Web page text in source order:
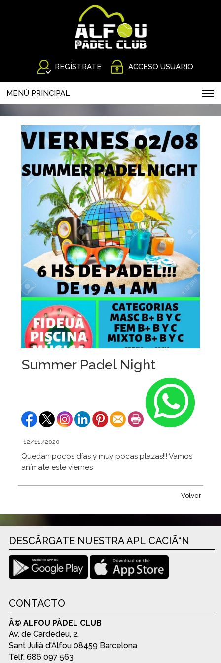
REGÍSTRATE ACCESO USUARIO
MENÚ PRINCIPAL
Summer Padel Night
12/11/2020
Quedan pocos días y muy pocas plazas!!! Vamos
anímate este viernes
Volver
DESCÃRGATE NUESTRA APLICACIÃ“N
CONTACTO
Â© ALFOU PÀDEL CLUB
Av. de Cardedeu, 2.
Sant Julià d'Alfou 08459 Barcelona
Telf. 686 097 563